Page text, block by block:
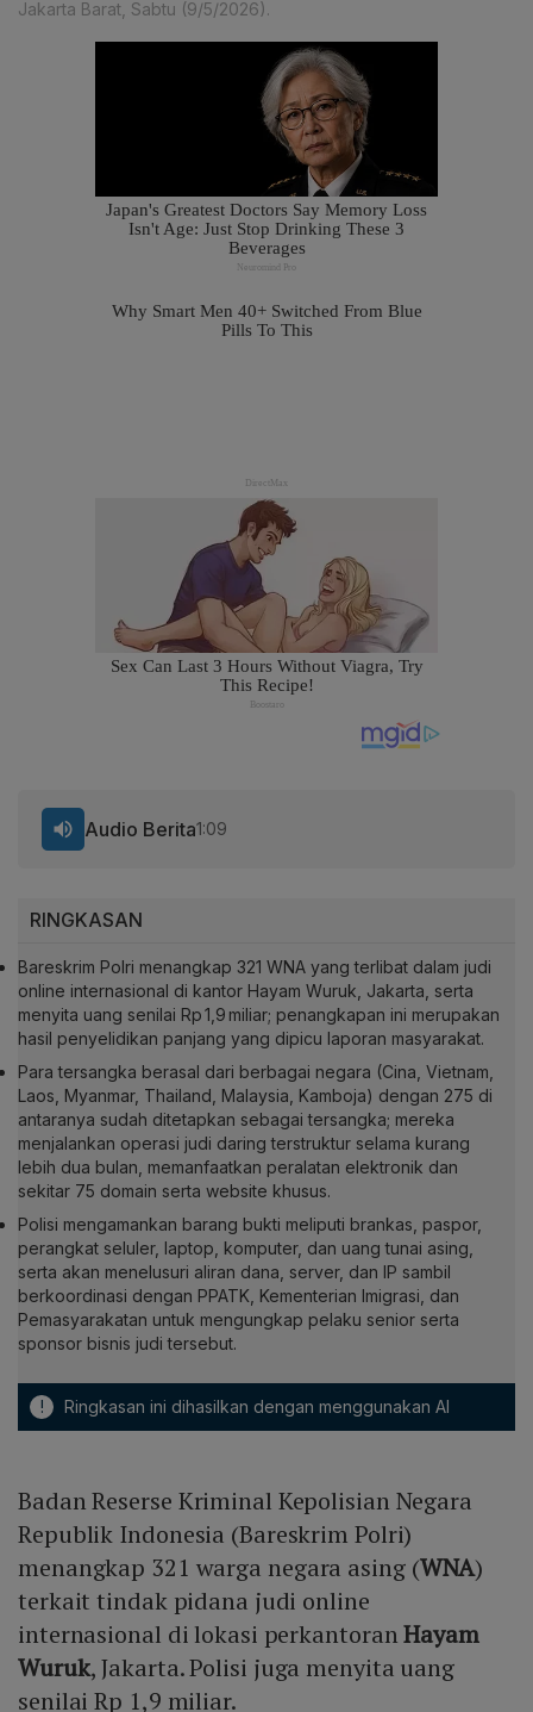
Jakarta Barat, Sabtu (9/5/2026).
RINGKASAN
Bareskrim Polri menangkap 321 WNA yang terlibat dalam judi
online internasional di kantor Hayam Wuruk, Jakarta, serta
menyita uang senilai Rp 1,9 miliar; penangkapan ini merupakan
hasil penyelidikan panjang yang dipicu laporan masyarakat.
Para tersangka berasal dari berbagai negara (Cina, Vietnam,
Laos, Myanmar, Thailand, Malaysia, Kamboja) dengan 275 di
antaranya sudah ditetapkan sebagai tersangka; mereka
menjalankan operasi judi daring terstruktur selama kurang
lebih dua bulan, memanfaatkan peralatan elektronik dan
sekitar 75 domain serta website khusus.
Polisi mengamankan barang bukti meliputi brankas, paspor,
perangkat seluler, laptop, komputer, dan uang tunai asing,
serta akan menelusuri aliran dana, server, dan IP sambil
berkoordinasi dengan PPATK, Kementerian Imigrasi, dan
Pemasyarakatan untuk mengungkap pelaku senior serta
sponsor bisnis judi tersebut.
! Ringkasan ini dihasilkan dengan menggunakan AI
Audio Berita1:09
Badan Reserse Kriminal Kepolisian Negara
Republik Indonesia (Bareskrim Polri)
menangkap 321 warga negara asing (WNA)
terkait tindak pidana judi online
internasional di lokasi perkantoranHayam
Wuruk, Jakarta. Polisi juga menyita uang
senilai Rp 1,9 miliar.